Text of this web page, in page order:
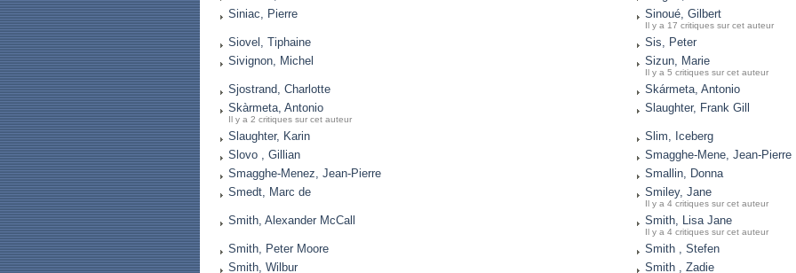
Siniac, Pierre
Sinoué, Gilbert
Il y a 17 critiques sur cet auteur
Siovel, Tiphaine
Sis, Peter
Sivignon, Michel
Sizun, Marie
Il y a 5 critiques sur cet auteur
Sjostrand, Charlotte
Skármeta, Antonio
Skàrmeta, Antonio
Il y a 2 critiques sur cet auteur
Slaughter, Frank Gill
Slaughter, Karin
Slim, Iceberg
Slovo , Gillian
Smagghe-Mene, Jean-Pierre
Smagghe-Menez, Jean-Pierre
Smallin, Donna
Smedt, Marc de
Smiley, Jane
Il y a 4 critiques sur cet auteur
Smith, Alexander McCall Smith, Lisa Jane
Il y a 4 critiques sur cet auteur
Smith, Peter Moore
Smith , Stefen
Smith, Wilbur
Smith , Zadie